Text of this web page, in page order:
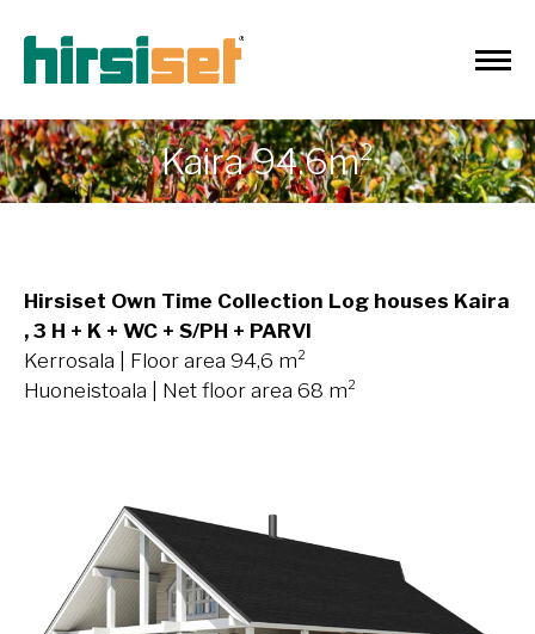
Kaira 94,6m²
Hirsiset Own Time Collection Log houses Kaira
, 3 H + K + WC + S/PH + PARVI
Kerrosala | Floor area 94,6 m²
Huoneistoala | Net floor area 68 m²